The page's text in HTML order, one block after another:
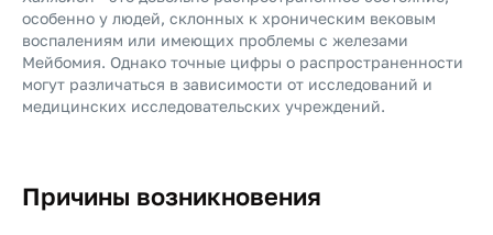
особенно у людей, склонных к хроническим вековым
воспалениям или имеющих проблемы с железами
Мейбомия. Однако точные цифры о распространенности
могут различаться в зависимости от исследований и
медицинских исследовательских учреждений.
Причины возникновения